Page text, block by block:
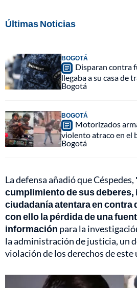
Últimas Noticias
BOGOTÁ
Disparan contra
llegaba a su casa de
Bogotá
BOGOTÁ
Motorizados
violento atraco en el
Bogotá
La defensa añadió que Céspedes,
cumplimiento de sus deberes,
ciudadanía atentara en contra
con ello la pérdida de una
información para la
la administración de justicia, un
violación de los derechos de este